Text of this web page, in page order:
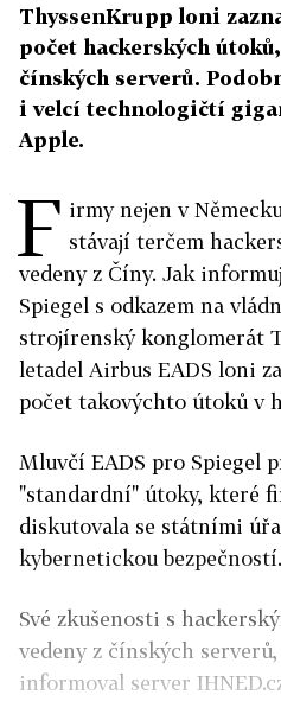
ThyssenKrupp loni
počet hackerských
čínských serverů.
i velcí technologičtí
Apple.
F irmy nejen v
stávají terčem
vedeny z Číny. Jak
Spiegel s odkazem na
strojírenský konglomerát
letadel Airbus EADS loni
počet takovýchto útoků v
Mluvčí EADS pro Spiegel
"standardní" útoky, které
diskutovala se státními
kybernetickou bezpečností.
Své zkušenosti s
vedeny z čínských
informoval server